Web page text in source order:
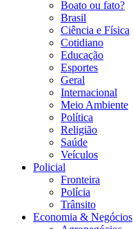
Boato ou fato?
Brasil
Ciência e Física
Cotidiano
Educação
Esportes
Geral
Internacional
Meio Ambiente
Política
Religião
Saúde
Veículos
Policial
Fronteira
Polícia
Trânsito
Economia & Negócios